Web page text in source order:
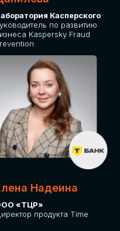
Касперского
по развитию
Kaspersky Fraud
Надеина
«ТЦР»
продукта Time